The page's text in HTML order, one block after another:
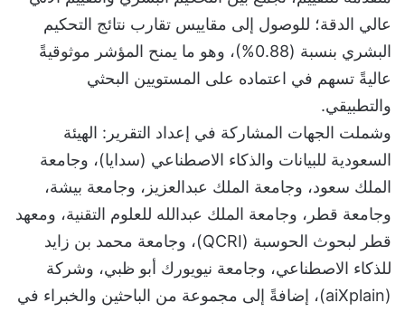
عالي الدقة؛ للوصول إلى مقاييس تقارب نتائج التحكيم
البشري بنسبة (0.88%)، وهو ما يمنح المؤشر موثوقيةً
عاليةً تسهم في اعتماده على المستويين البحثي
والتطبيقي.
وشملت الجهات المشاركة في إعداد التقرير: الهيئة
السعودية للبيانات والذكاء الاصطناعي (سدايا)، وجامعة
الملك سعود، وجامعة الملك عبدالعزيز، وجامعة بيشة،
وجامعة قطر، وجامعة الملك عبدالله للعلوم التقنية، ومعهد
قطر لبحوث الحوسبة (QCRI)، وجامعة محمد بن زايد
للذكاء الاصطناعي، وجامعة نيويورك أبو ظبي، وشركة
(aiXplain)، إضافةً إلى مجموعة من الباحثين والخبراء في